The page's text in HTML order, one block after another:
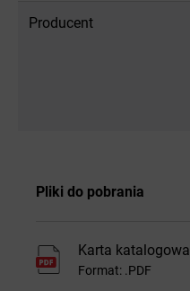
Producent
Pliki do pobrania
Karta katalogowa
Format: .PDF